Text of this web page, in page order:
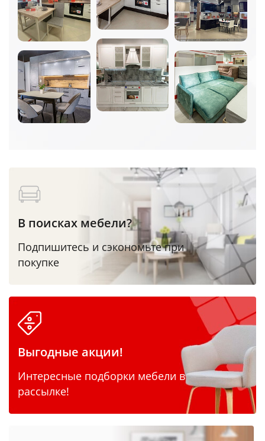
В поисках мебели?
Подпишитесь и сэкономьте при
покупке
Выгодные акции!
Интересные подборки мебели в
рассылке!